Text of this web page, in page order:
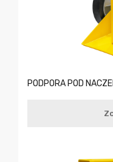
PODPORA POD